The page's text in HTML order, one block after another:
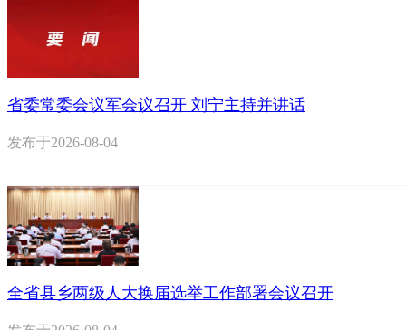
省委常委会议军会议召开 刘宁主持并讲话
发布于2026-08-04
全省县乡两级人大换届选举工作部署会议召开